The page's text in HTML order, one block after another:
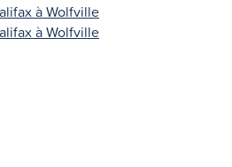
à Wolfville
à Wolfville